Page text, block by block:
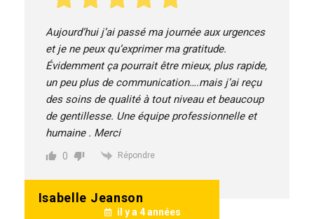
Isabelle Jeanson
il y a 4 années
Aujourd’hui j’ai passé ma journée aux urgences
et je ne peux qu’exprimer ma gratitude.
Évidemment ça pourrait être mieux, plus rapide,
un peu plus de communication….mais j’ai reçu
des soins de qualité à tout niveau et beaucoup
de gentillesse. Une équipe professionnelle et
humaine . Merci
0 Répondre